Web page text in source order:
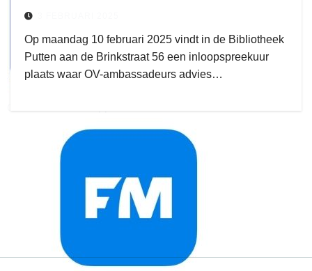
delangekortland
Op maandag 10 februari 2025 vindt in de Bibliotheek
Putten aan de Brinkstraat 56 een inloopspreekuur
plaats waar OV-ambassadeurs advies…